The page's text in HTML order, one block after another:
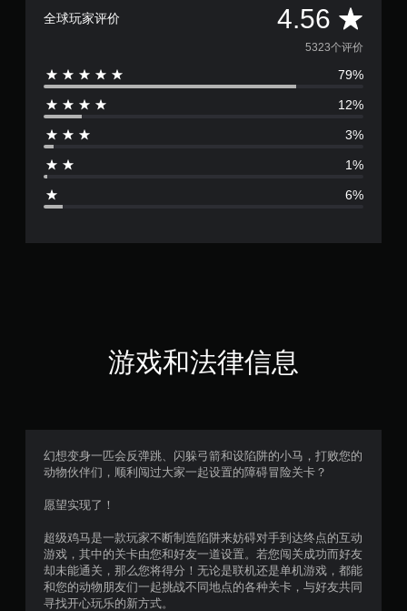
全球玩家评价 4.56 平
均
评
价
6
5
，
5
5323个评价
79%
12%
3%
1%
6%
游戏和法律信息
幻想变身一匹会反弹跳、闪躲弓箭和设陷阱的小马，打败您的
动物伙伴们，顺利闯过大家一起设置的障碍冒险关卡？
愿望实现了！
超级鸡马是一款玩家不断制造陷阱来妨碍对手到达终点的互动
游戏，其中的关卡由您和好友一道设置。若您闯关成功而好友
却未能通关，那么您将得分！无论是联机还是单机游戏，都能
和您的动物朋友们一起挑战不同地点的各种关卡，与好友共同
寻找开心玩乐的新方式。